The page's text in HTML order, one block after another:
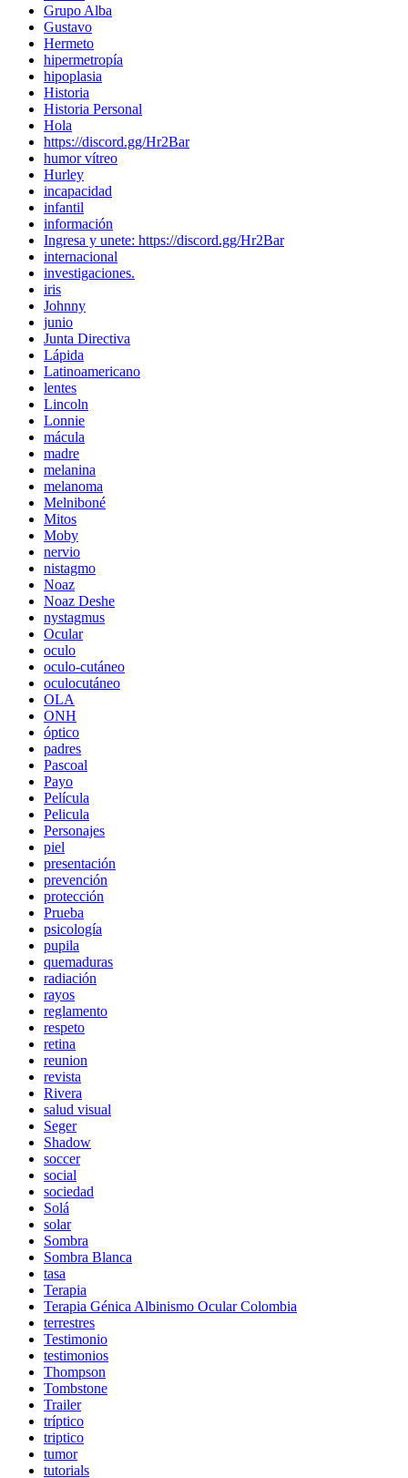
Grupo Alba
Gustavo
Hermeto
hipermetropía
hipoplasia
Historia
Historia Personal
Hola
https://discord.gg/Hr2Bar
humor vítreo
Hurley
incapacidad
infantil
información
Ingresa y unete: https://discord.gg/Hr2Bar
internacional
investigaciones.
iris
Johnny
junio
Junta Directiva
Lápida
Latinoamericano
lentes
Lincoln
Lonnie
mácula
madre
melanina
melanoma
Melniboné
Mitos
Moby
nervio
nistagmo
Noaz
Noaz Deshe
nystagmus
Ocular
oculo
oculo-cutáneo
oculocutáneo
OLA
ONH
óptico
padres
Pascoal
Payo
Película
Pelicula
Personajes
piel
presentación
prevención
protección
Prueba
psicología
pupila
quemaduras
radiación
rayos
reglamento
respeto
retina
reunion
revista
Rivera
salud visual
Seger
Shadow
soccer
social
sociedad
Solá
solar
Sombra
Sombra Blanca
tasa
Terapia
Terapia Génica Albinismo Ocular Colombia
terrestres
Testimonio
testimonios
Thompson
Tombstone
Trailer
tríptico
triptico
tumor
tutorials